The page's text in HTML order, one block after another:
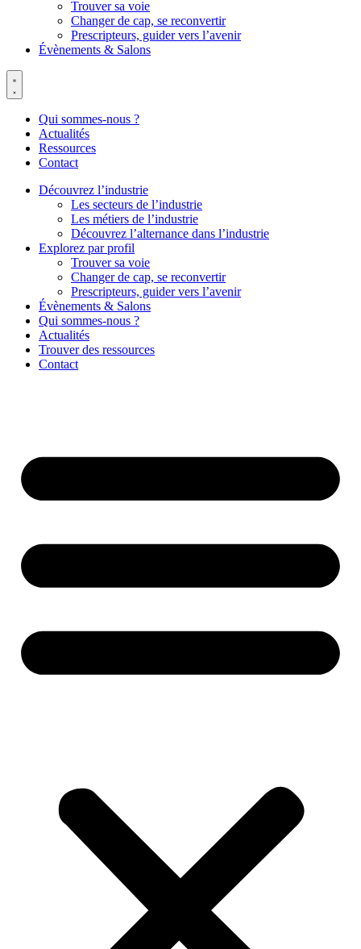
Trouver sa voie
Changer de cap, se reconvertir
Prescripteurs, guider vers l’avenir
Évènements & Salons
Qui sommes-nous ?
Actualités
Ressources
Contact
Découvrez l’industrie
Les secteurs de l’industrie
Les métiers de l’industrie
Découvrez l’alternance dans l’industrie
Explorez par profil
Trouver sa voie
Changer de cap, se reconvertir
Prescripteurs, guider vers l’avenir
Évènements & Salons
Qui sommes-nous ?
Actualités
Trouver des ressources
Contact